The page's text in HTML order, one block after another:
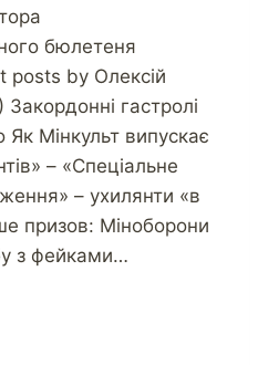
бюлетеня
by Олексій
гастролі
Як Мінкульт випускає
– «Спеціальне
– ухилянти «в
призов: Міноборони
з фейками…